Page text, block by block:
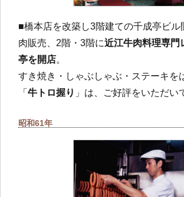
■橋本店を改築し3階建ての千成亭ビル
肉販売、2階・3階に近江牛肉料理専門
亭を開店。
すき焼き・しゃぶしゃぶ・ステーキを
「 牛トロ握り 」は、ご好評をいただい
昭和61年